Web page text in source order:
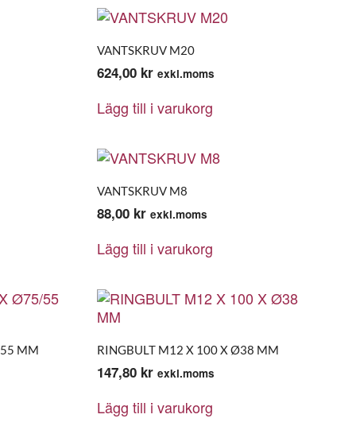
VANTSKRUV M20
624,00 kr exkl.moms
Lägg till i varukorg
VANTSKRUV M8
88,00 kr exkl.moms
Lägg till i varukorg
MM RINGBULT M12 X 100 X Ø38 MM
147,80 kr exkl.moms
Lägg till i varukorg